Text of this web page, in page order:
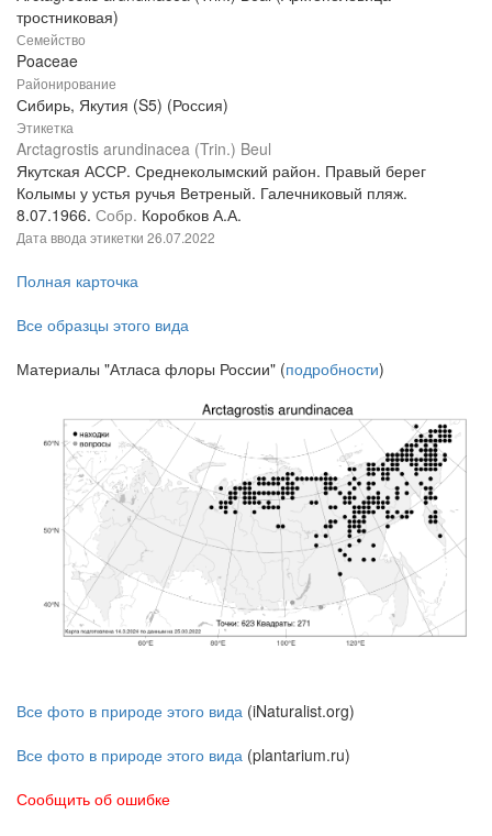
тростниковая)
Семейство
Poaceae
Районирование
Сибирь, Якутия (S5) (Россия)
Этикетка
Arctagrostis arundinacea (Trin.) Beul
Якутская АССР. Среднеколымский район. Правый берег
Колымы у устья ручья Ветреный. Галечниковый пляж.
8.07.1966. Собр. Коробков А.А.
Дата ввода этикетки 26.07.2022
Полная карточка
Все образцы этого вида
Материалы "Атласа флоры России" (подробности)
Все фото в природе этого вида (iNaturalist.org)
Все фото в природе этого вида (plantarium.ru)
Сообщить об ошибке